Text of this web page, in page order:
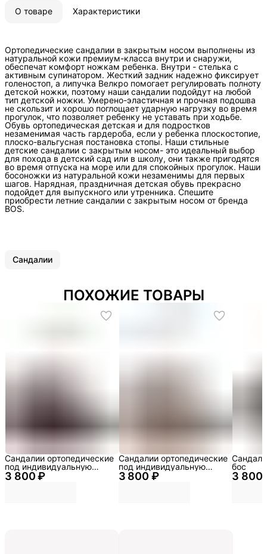
О товаре Характеристики
Ортопедические сандалии в закрытым носом выполнены из
натуральной кожи премиум-класса внутри и снаружи,
обеспечат комфорт ножкам ребенка. Внутри - стелька с
активным супинатором. Жесткий задник надежно фиксирует
голеностоп, а липучка Велкро помогает регулировать полноту
детской ножки, поэтому наши сандалии подойдут на любой
тип детской ножки. Умерено-эластичная и прочная подошва
не скользит и хорошо поглощает ударную нагрузку во время
прогулок, что позволяет ребенку не уставать при ходьбе.
Обувь ортопедическая детская и для подростков
незаменимая часть гардероба, если у ребенка плоскостопие,
плоско-вальгусная постановка стопы. Наши стильные
детские сандалии с закрытым носом- это идеальный выбор
для похода в детский сад или в школу, они также пригодятся
во время отпуска на море или для спокойных прогулок. Наши
босоножки из натуральной кожи незаменимы для первых
шагов. Нарядная, праздничная детская обувь прекрасно
подойдет для выпускного или утренника. Спешите
приобрести летние сандалии с закрытым носом от бренда
BOS.
Сандалии
ПОХОЖИЕ ТОВАРЫ
3 800 ₽
Сандалии ортопедические
под индивидуальную
стельку
3 800 ₽
Сандалии ортопедические
под индивидуальную
стельку
3 800
бос